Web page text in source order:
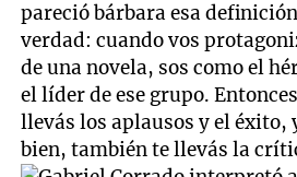
pareció bárbara esa
verdad: cuando vos
de una novela, sos como el
el líder de ese grupo.
llevás los aplausos y el éxito,
bien, también te llevás la